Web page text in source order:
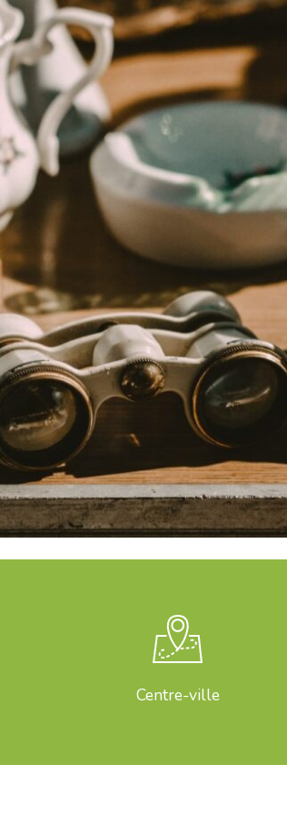
Centre-ville